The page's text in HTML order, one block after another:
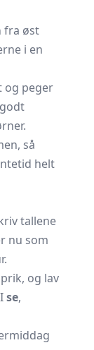
fra øst
i en
og peger
så
helt
tallene
nu som
og lav
se,